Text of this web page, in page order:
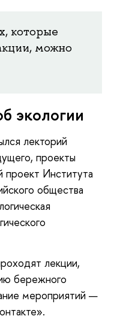
которые
можно
экологии
лекторий
проекты
Института
общества
лекции,
бережного
мероприятий —